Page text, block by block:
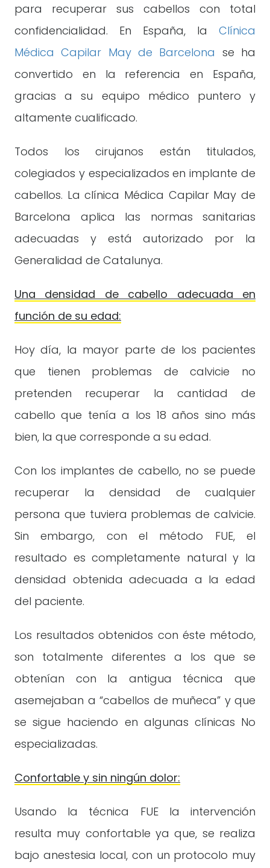
para recuperar sus cabellos con total
confidencialidad. En España, la Clínica
Médica Capilar May de Barcelona se ha
convertido en la referencia en España,
gracias a su equipo médico puntero y
altamente cualificado.
Todos los cirujanos están titulados,
colegiados y especializados en implante de
cabellos. La clínica Médica Capilar May de
Barcelona aplica las normas sanitarias
adecuadas y está autorizado por la
Generalidad de Catalunya.
Una densidad de cabello adecuada en
función de su edad:
Hoy día, la mayor parte de los pacientes
que tienen problemas de calvicie no
pretenden recuperar la cantidad de
cabello que tenía a los 18 años sino más
bien, la que corresponde a su edad.
Con los implantes de cabello, no se puede
recuperar la densidad de cualquier
persona que tuviera problemas de calvicie.
Sin embargo, con el método FUE, el
resultado es completamente natural y la
densidad obtenida adecuada a la edad
del paciente.
Los resultados obtenidos con éste método,
son totalmente diferentes a los que se
obtenían con la antigua técnica que
asemejaban a “cabellos de muñeca” y que
se sigue haciendo en algunas clínicas No
especializadas.
Confortable y sin ningún dolor:
Usando la técnica FUE la intervención
resulta muy confortable ya que, se realiza
bajo anestesia local, con un protocolo muy